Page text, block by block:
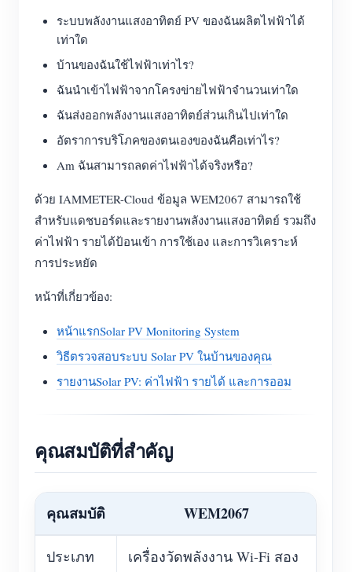
ระบบพลังงานแสงอาทิตย์ PV ของฉันผลิตไฟฟ้าได้
เท่าใด
บ้านของฉันใช้ไฟฟ้าเท่าไร?
ฉันนำเข้าไฟฟ้าจากโครงข่ายไฟฟ้าจำนวนเท่าใด
ฉันส่งออกพลังงานแสงอาทิตย์ส่วนเกินไปเท่าใด
อัตราการบริโภคของตนเองของฉันคือเท่าไร?
Am ฉันสามารถลดค่าไฟฟ้าได้จริงหรือ?
ด้วย IAMMETER-Cloud ข้อมูล WEM2067 สามารถใช้
สำหรับแดชบอร์ดและรายงานพลังงานแสงอาทิตย์ รวมถึง
ค่าไฟฟ้า รายได้ป้อนเข้า การใช้เอง และการวิเคราะห์
การประหยัด
หน้าที่เกี่ยวข้อง:
หน้าแรกSolar PV Monitoring System
วิธีตรวจสอบระบบ Solar PV ในบ้านของคุณ
รายงานSolar PV: ค่าไฟฟ้า รายได้ และการออม
คุณสมบัติที่สำคัญ
คุณสมบัติ WEM2067
ประเภท
เครื่องวัดพลังงาน Wi-Fi สอง